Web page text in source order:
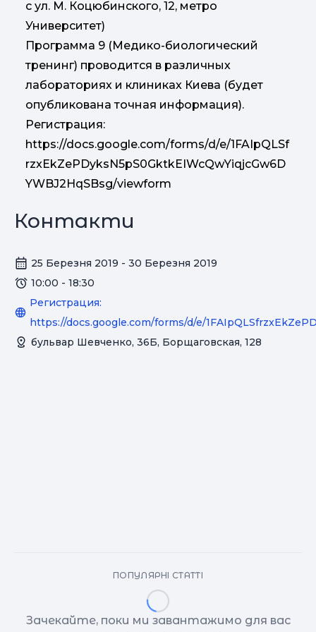
с ул. М. Коцюбинского, 12, метро
Университет)
Программа 9 (Медико-биологический
тренинг) проводится в различных
лабораториях и клиниках Киева (будет
опубликована точная информация).
Регистрация:
https://docs.google.com/forms/d/e/1FAIpQLSf
rzxEkZePDyksN5pS0GktkEIWcQwYiqjcGw6D
YWBJ2HqSBsg/viewform
Контакти
25 Березня 2019 - 30 Березня 2019
10:00 - 18:30
Регистрация:
https://docs.google.com/forms/d/e/
бульвар Шевченко, 36Б, Борщаговская, 128
ПОПУЛЯРНІ СТАТТІ
Зачекайте, поки ми завантажимо для вас